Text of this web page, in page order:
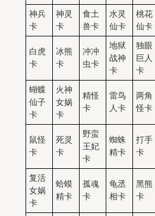
神兵
卡
神灵
卡
食土
兽卡
水灵
仙卡
桃花
仙卡
白虎
卡
冰熊
卡
冲冲
虫卡
地狱
战神
卡
独眼
巨人
卡
蝴蝶
仙子
卡
火神
女娲
卡
精怪
卡
雷鸟
人卡
两角
怪卡
鼠怪
卡
死灵
卡
野蛮
王妃
卡
蜘蛛
精卡
打手
卡
复活
女娲
卡
蛤蟆
精卡
孤魂
卡
龟丞
相卡
黑熊
卡